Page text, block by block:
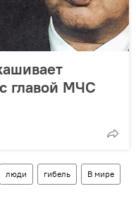
главой МЧС
люди гибель В мире